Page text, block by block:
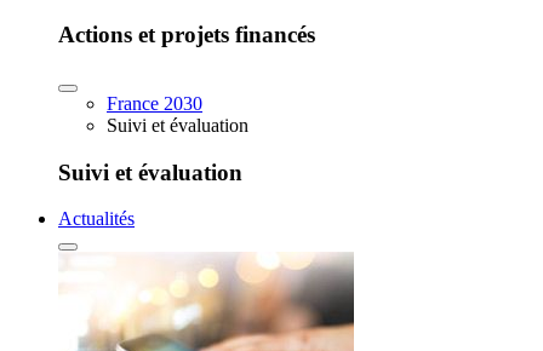
Actions et projets financés
France 2030
Suivi et évaluation
Suivi et évaluation
Actualités